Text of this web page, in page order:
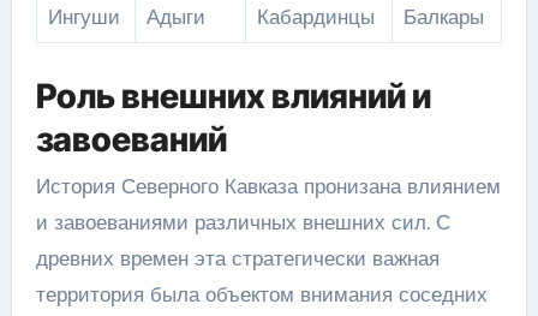
Ингуши
Адыги Кабардинцы Балкары
Роль внешних влияний и
завоеваний
История Северного Кавказа пронизана влиянием
и завоеваниями различных внешних сил. С
древних времен эта стратегически важная
территория была объектом внимания соседних